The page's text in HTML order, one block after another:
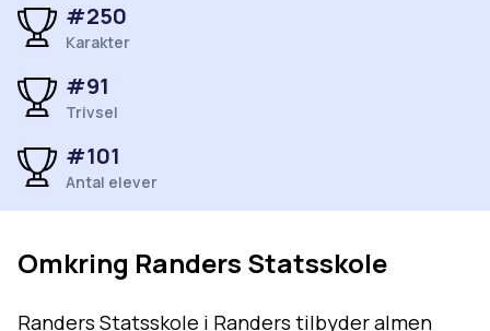
#250
Karakter
#91
Trivsel
#101
Antal elever
Omkring Randers Statsskole
Randers Statsskole i Randers tilbyder almen